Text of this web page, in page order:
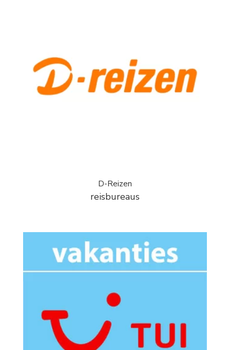
D-Reizen
reisbureaus